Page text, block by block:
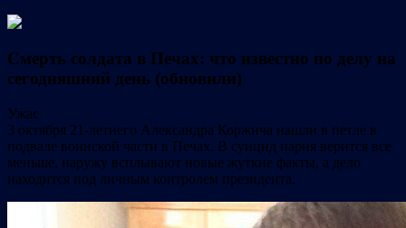
Смерть солдата в Печах: что известно по делу на
сегодняшний день (обновили)
Ужас
3 октября 21-летнего Александра Коржича нашли в петле в
подвале воинской части в Печах. В суицид парня верится все
меньше, наружу всплывают новые жуткие факты, а дело
находится под личным контролем президента.